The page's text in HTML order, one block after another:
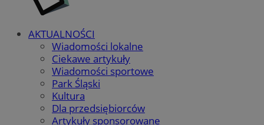
AKTUALNOŚCI
Wiadomości lokalne
Ciekawe artykuły
Wiadomości sportowe
Park Śląski
Kultura
Dla przedsiębiorców
Artykuły sponsorowane